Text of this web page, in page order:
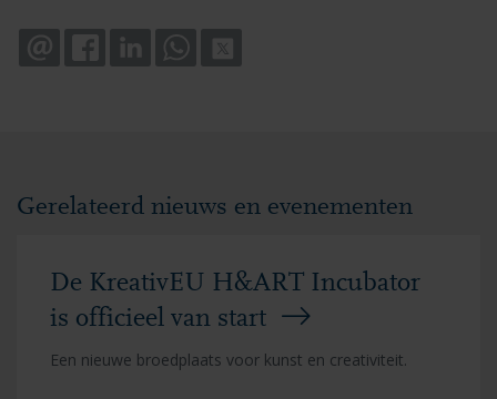
EMAIL FACEBOOKLINKEDINWHATSAPP
Gerelateerd nieuws en evenementen
De KreativEU H&ART Incubator
is officieel van start
Een nieuwe broedplaats voor kunst en creativiteit.